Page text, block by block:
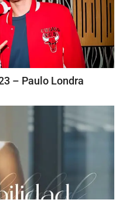
– Paulo Londra